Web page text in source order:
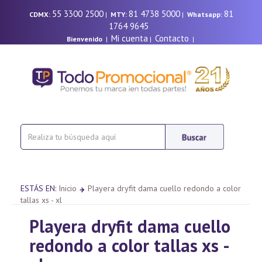
CDMX: 55 3300 2500| MTY: 81 4738 5000| Whatsapp: 81
1764 9645
Bienvenido| Mi cuenta | Contacto |
ESTÁS EN: Inicio
Playera dryfit dama cuello redondo a color
tallas xs - xl
Playera dryfit dama cuello
redondo a color tallas xs -